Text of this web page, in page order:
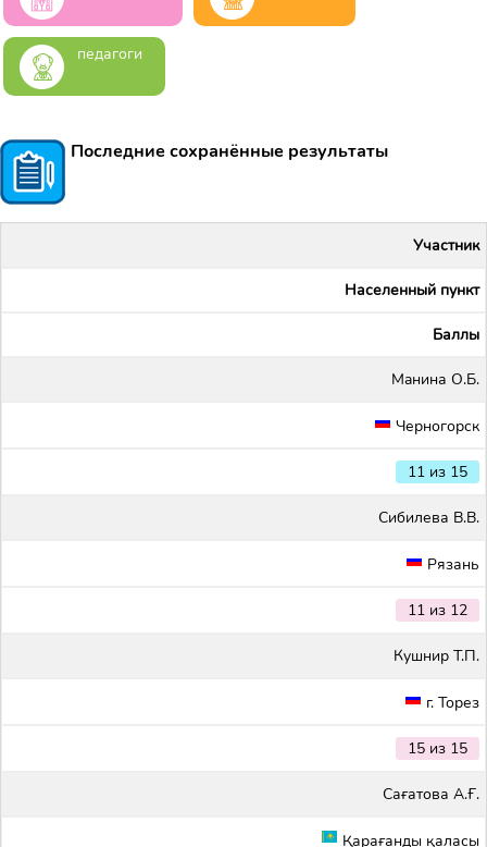
педагоги
Последние сохранённые результаты
Участник
Населенный пункт
Баллы
Maнина О.Б.
Черногорск
11 из 15
Сибилева В.В.
Рязань
11 из 12
Кушнир Т.П.
г. Торез
15 из 15
Сағатова А.Ғ.
Қарағанды қаласы